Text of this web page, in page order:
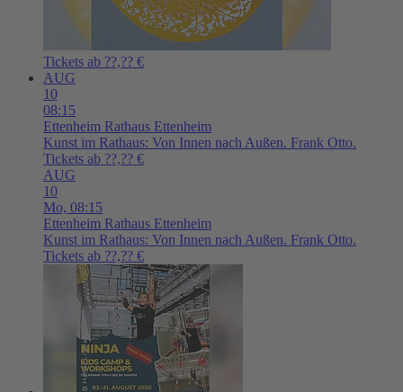
Tickets ab ??,?? €
AUG
10
08:15
Ettenheim Rathaus Ettenheim
Kunst im Rathaus: Von Innen nach Außen. Frank Otto.
Tickets ab ??,?? €
AUG
10
Mo, 08:15
Ettenheim Rathaus Ettenheim
Kunst im Rathaus: Von Innen nach Außen. Frank Otto.
Tickets ab ??,?? €